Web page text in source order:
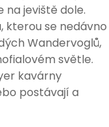
jeviště dole.
kterou se nedávno
Wandervoglů,
světle.
kavárny
postávají a